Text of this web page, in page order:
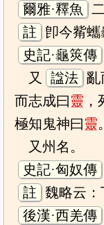
爾雅·釋魚
註
卽今觜蠵
史記·龜筴傳
又
諡法 亂
而志成曰靈
極知鬼神曰靈。
又州名。
史記·匈奴傳
註 魏略云：
後漢·西羌傳